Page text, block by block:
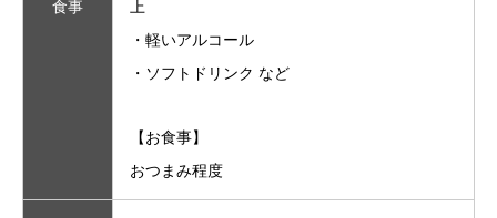
食事
上
・軽いアルコール
・ソフトドリンク など
【お食事】
おつまみ程度